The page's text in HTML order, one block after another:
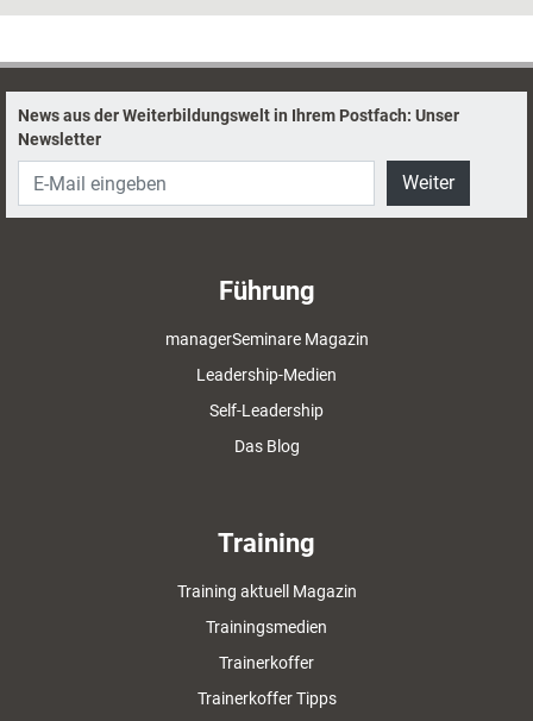
News aus der Weiterbildungswelt in Ihrem Postfach: Unser
Newsletter
Weiter
Führung
managerSeminare Magazin
Leadership-Medien
Self-Leadership
Das Blog
Training
Training aktuell Magazin
Trainingsmedien
Trainerkoffer
Trainerkoffer Tipps